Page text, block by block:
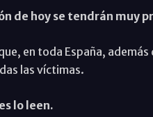
de hoy se tendrán muy
en toda España,
las víctimas.
lo leen.